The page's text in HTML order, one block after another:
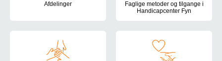
Afdelinger
Her finder du en oversigt over Handicapcenter Fyns tilbud for
Faglige metoder og tilgange i
Handicapcenter Fyn